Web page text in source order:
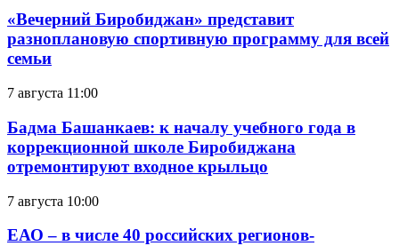
«Вечерний Биробиджан» представит
разноплановую спортивную программу для всей
семьи
7 августа 11:00
Бадма Башанкаев: к началу учебного года в
коррекционной школе Биробиджана
отремонтируют входное крыльцо
7 августа 10:00
ЕАО – в числе 40 российских регионов-